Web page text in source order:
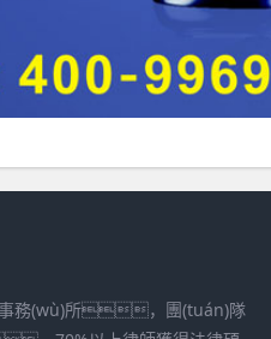
事務(wù)所，團(tuán)隊